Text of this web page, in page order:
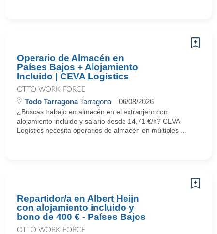
Operario de Almacén en
Países Bajos + Alojamiento
Incluido | CEVA Logistics
OTTO WORK FORCE
Todo TarragonaTarragona 06/08/2026
¿Buscas trabajo en almacén en el extranjero con
alojamiento incluido y salario desde 14,71 €/h? CEVA
Logistics necesita operarios de almacén en múltiples ...
Repartidor/a en Albert Heijn
con alojamiento incluido y
bono de 400 € - Países Bajos
OTTO WORK FORCE